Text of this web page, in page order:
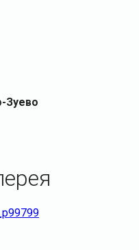
Зуево